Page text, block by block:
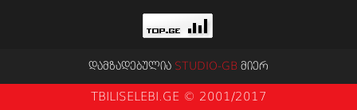
დამზადებულია STUDIO-GB მიერ
TBILISELEBI.GE © 2001/2017